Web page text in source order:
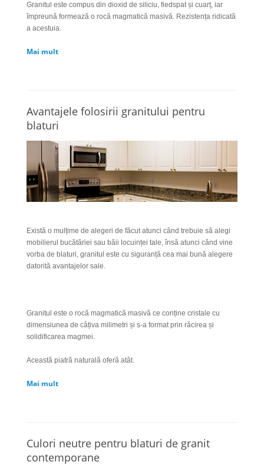
Granitul este compus din dioxid de siliciu, fiedspat și cuarț, iar
împreună formează o rocă magmatică masivă. Rezistența ridicată
a acestuia.
Mai mult
Avantajele folosirii granitului pentru
blaturi
Există o mulțime de alegeri de făcut atunci când trebuie să alegi
mobilierul bucătăriei sau băii locuinței tale, însă atunci când vine
vorba de blaturi, granitul este cu siguranță cea mai bună alegere
datorită avantajelor sale.
Granitul este o rocă magmatică masivă ce conține cristale cu
dimensiunea de câțiva milimetri și s-a format prin răcirea și
solidificarea magmei.
Această piatră naturală oferă atât.
Mai mult
Culori neutre pentru blaturi de granit
contemporane